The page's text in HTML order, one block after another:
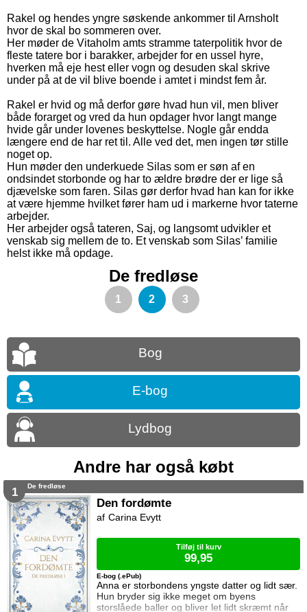
Rakel og hendes yngre søskende ankommer til Arnsholt
hvor de skal bo sommeren over.
Her møder de Vitaholm amts stramme taterpolitik hvor de
fleste tatere bor i barakker, arbejder for en ussel hyre,
hverken må eje hest eller vogn og desuden skal skrive
under på at de vil blive boende i amtet i mindst fem år.
Rakel er hvid og må derfor gøre hvad hun vil, men bliver
både forarget og vred da hun opdager hvor langt mange
hvide går under lovenes beskyttelse. Nogle går endda
længere end de har ret til. Alle ved det, men ingen tør stille
noget op.
Hun møder den underkuede Silas som er søn af en
ondsindet storbonde og har to ældre brødre der er lige så
djævelske som faren. Silas gør derfor hvad han kan for ikke
at være hjemme hvilket fører ham ud i markerne hvor taterne
arbejder.
Her arbejder også tateren, Saj, og langsomt udvikler et
venskab sig mellem de to. Et venskab som Silas’ familie
helst ikke må opdage.
De fredløse
1 2 3
Bog
E-bog
Lydbog
Andre har også købt
1 De fredløse
Den fordømte
Anna er storbondens yngste datter og lidt sær.
Hun bryder sig ikke meget om byens
storslåede baller og bliver let lidt skræmt når
E-bog (.ePub)
Carina Evytt
Tilføj til kurv
99,95